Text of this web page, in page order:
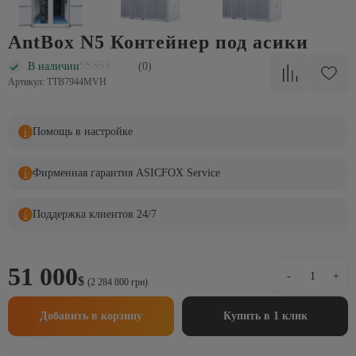
AntBox N5 Контейнер под асики
В наличии (0)
Артикул: TTB7944MVH
Помощь в настройке
Фирменная гарантия ASICFOX Service
Поддержка клиентов 24/7
51 000$ (2 284 800 грн) -
товара
AntBox
N5
+
Добавить в корзину Купить в 1 клик